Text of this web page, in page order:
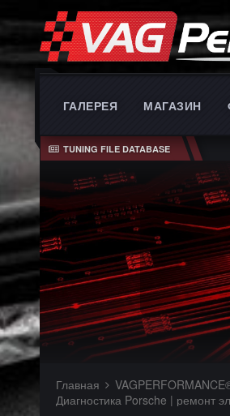
ГАЛЕРЕЯ МАГАЗИН
TUNING FILE DATABASE
Главная